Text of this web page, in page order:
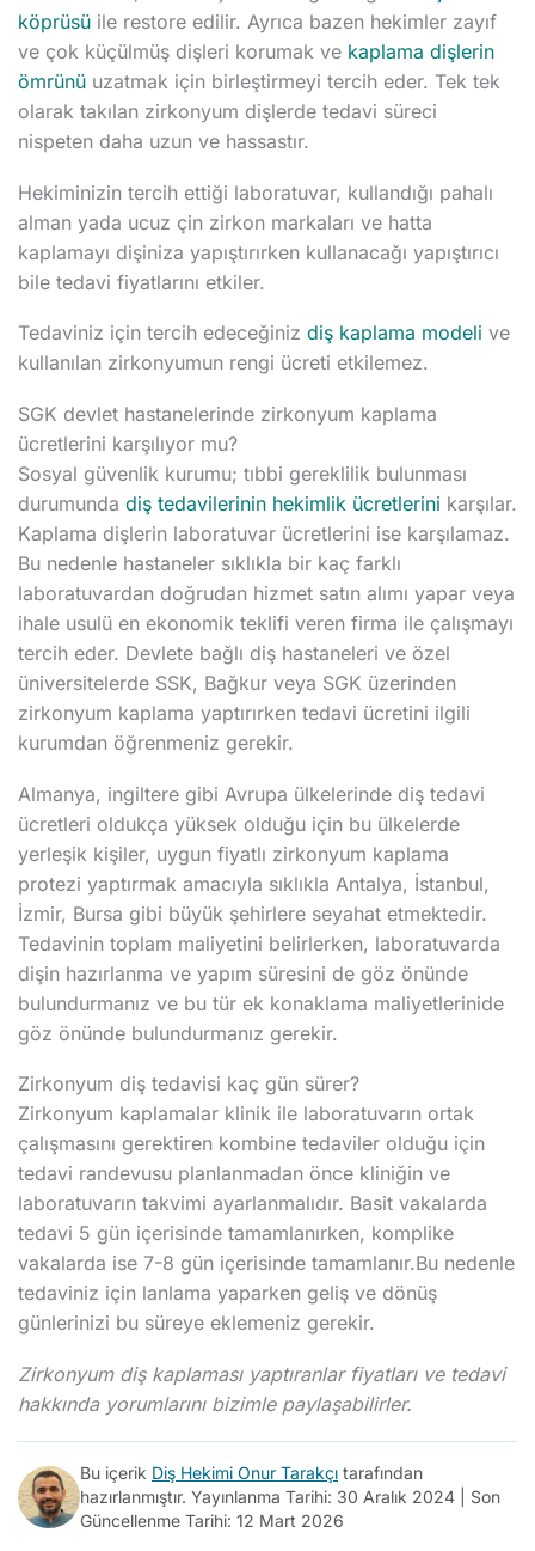
köprüsü ile restore edilir. Ayrıca bazen hekimler zayıf
ve çok küçülmüş dişleri korumak ve kaplama dişlerin
ömrünü uzatmak için birleştirmeyi tercih eder. Tek tek
olarak takılan zirkonyum dişlerde tedavi süreci
nispeten daha uzun ve hassastır.
Hekiminizin tercih ettiği laboratuvar, kullandığı pahalı
alman yada ucuz çin zirkon markaları ve hatta
kaplamayı dişiniza yapıştırırken kullanacağı yapıştırıcı
bile tedavi fiyatlarını etkiler.
Tedaviniz için tercih edeceğiniz diş kaplama modeli ve
kullanılan zirkonyumun rengi ücreti etkilemez.
SGK devlet hastanelerinde zirkonyum kaplama
ücretlerini karşılıyor mu?
Sosyal güvenlik kurumu; tıbbi gereklilik bulunması
durumunda diş tedavilerinin hekimlik ücretlerini karşılar.
Kaplama dişlerin laboratuvar ücretlerini ise karşılamaz.
Bu nedenle hastaneler sıklıkla bir kaç farklı
laboratuvardan doğrudan hizmet satın alımı yapar veya
ihale usulü en ekonomik teklifi veren firma ile çalışmayı
tercih eder. Devlete bağlı diş hastaneleri ve özel
üniversitelerde SSK, Bağkur veya SGK üzerinden
zirkonyum kaplama yaptırırken tedavi ücretini ilgili
kurumdan öğrenmeniz gerekir.
Almanya, ingiltere gibi Avrupa ülkelerinde diş tedavi
ücretleri oldukça yüksek olduğu için bu ülkelerde
yerleşik kişiler, uygun fiyatlı zirkonyum kaplama
protezi yaptırmak amacıyla sıklıkla Antalya, İstanbul,
İzmir, Bursa gibi büyük şehirlere seyahat etmektedir.
Tedavinin toplam maliyetini belirlerken, laboratuvarda
dişin hazırlanma ve yapım süresini de göz önünde
bulundurmanız ve bu tür ek konaklama maliyetlerinide
göz önünde bulundurmanız gerekir.
Zirkonyum diş tedavisi kaç gün sürer?
Zirkonyum kaplamalar klinik ile laboratuvarın ortak
çalışmasını gerektiren kombine tedaviler olduğu için
tedavi randevusu planlanmadan önce kliniğin ve
laboratuvarın takvimi ayarlanmalıdır. Basit vakalarda
tedavi 5 gün içerisinde tamamlanırken, komplike
vakalarda ise 7-8 gün içerisinde tamamlanır.Bu nedenle
tedaviniz için lanlama yaparken geliş ve dönüş
günlerinizi bu süreye eklemeniz gerekir.
Zirkonyum diş kaplaması yaptıranlar fiyatları ve tedavi
hakkında yorumlarını bizimle paylaşabilirler.
Bu içerik Diş Hekimi Onur Tarakçı tarafından
hazırlanmıştır. Yayınlanma Tarihi: 30 Aralık 2024 | Son
Güncellenme Tarihi: 12 Mart 2026